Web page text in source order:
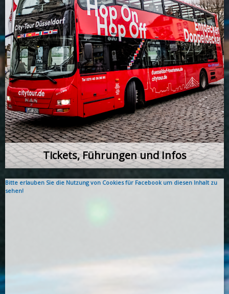
Tickets, Führungen und Infos
Bitte erlauben Sie die Nutzung von Cookies für Facebook um diesen Inhalt zu
sehen!